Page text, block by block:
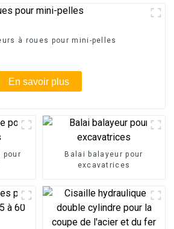
à roues pour mini-pelles
En savoir plus
pour
Balai balayeur pour
excavatrices